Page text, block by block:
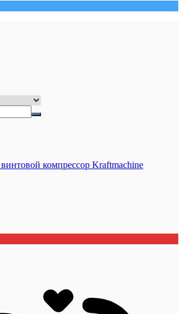
компрессор Kraftmaсhine